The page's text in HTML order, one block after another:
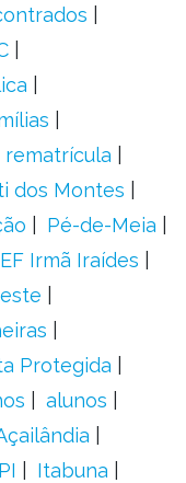
rematrícula
dos Montes
Pé-de-Meia
Irmã Iraídes
Protegida
alunos
Itabuna